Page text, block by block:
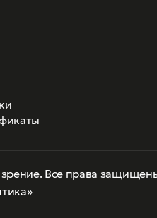
аспекты в работе
23.10.2023 ООО
работе медицинский
Все права